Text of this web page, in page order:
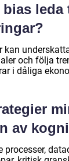
bias
kan
och följa
i dåliga
av
processer,